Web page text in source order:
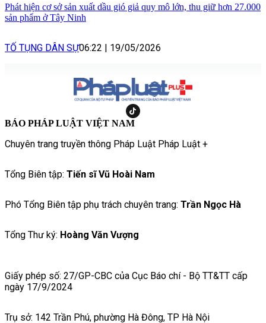
Phát hiện cơ sở sản xuất dầu gió giả quy mô lớn, thu giữ hơn 27.000
sản phẩm ở Tây Ninh
TỐ TỤNG DÂN SỰ06:22 19/05/2026
BÁO PHÁP LUẬT VIỆT NAM
Chuyên trang truyền thông Pháp Luật Pháp Luật +
Tổng Biên tập: Tiến sĩ Vũ Hoài Nam
Phó Tổng Biên tập phụ trách chuyên trang: Trần Ngọc Hà
Tổng Thư ký: Hoàng Văn Vượng
Giấy phép số: 27/GP-CBC của Cục Báo chí - Bộ TT&TT cấp
ngày 17/9/2024
Trụ sở: 142 Trần Phú, phường Hà Đông, TP Hà Nội